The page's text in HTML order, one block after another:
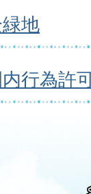
地
行為許